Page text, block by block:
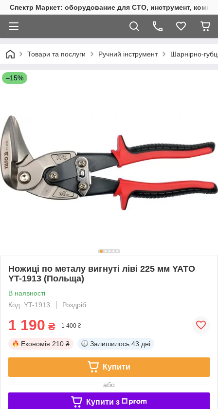
Спектр Маркет: оборудование для СТО, инструмент,
Товари та послуги Ручний інструмент Шарнірно-
–15%
Ножиці по металу вигнуті ліві 225 мм YATO
YT-1913 (Польща)
В наявності
Код: YT-1913
Роздріб
1 190 ₴ 1 400 ₴
Економія 210 ₴ Залишилось 43 дні
Купити
або
Купити з